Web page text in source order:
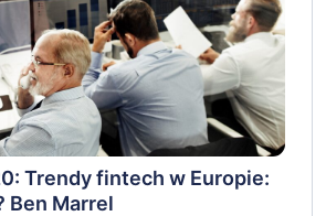
Trendy fintech w Europie:
Ben Marrel